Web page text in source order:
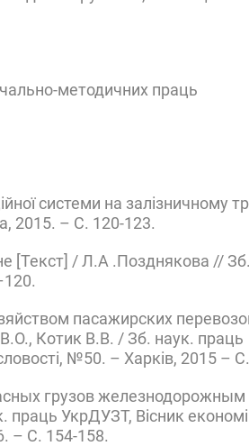
методичних праць
системи на залізничному
2015. – С. 120-123.
[Текст] / Л.А .Позднякова //
пасажирских
Котик В.В. / Зб. наук. праць
№50. – Харків, 2015 –
грузов железнодорожным
праць УкрДУЗТ, Вісник
– С. 154-158.